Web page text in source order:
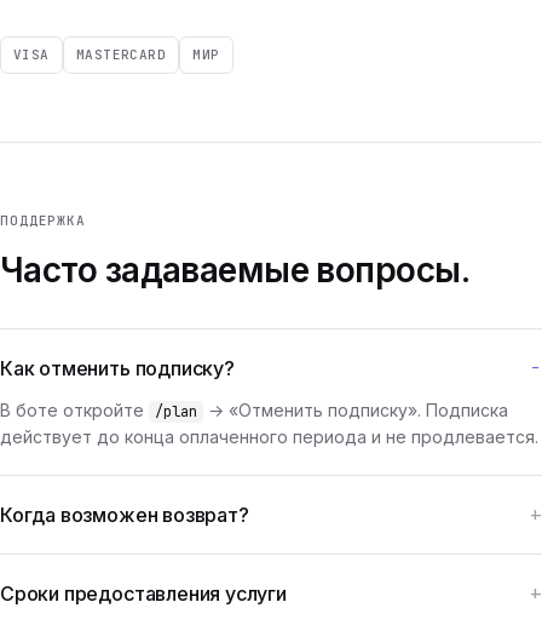
VISA MASTERCARD МИР
ПОДДЕРЖКА
Часто задаваемые вопросы.
Как отменить подписку?
В боте откройте /plan
→ «Отменить подписку». Подписка
действует до конца оплаченного периода и не продлевается.
Когда возможен возврат?
Сроки предоставления услуги